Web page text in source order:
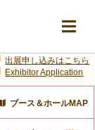
ブース＆ホールMAP
出展申し込みはこちら
Exhibitor Application